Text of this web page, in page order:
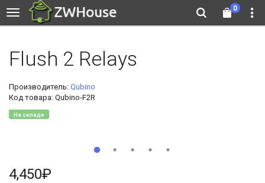
0
Flush 2 Relays
Производитель: Qubino
Код товара: Qubino-F2R
На складе
4,450₽